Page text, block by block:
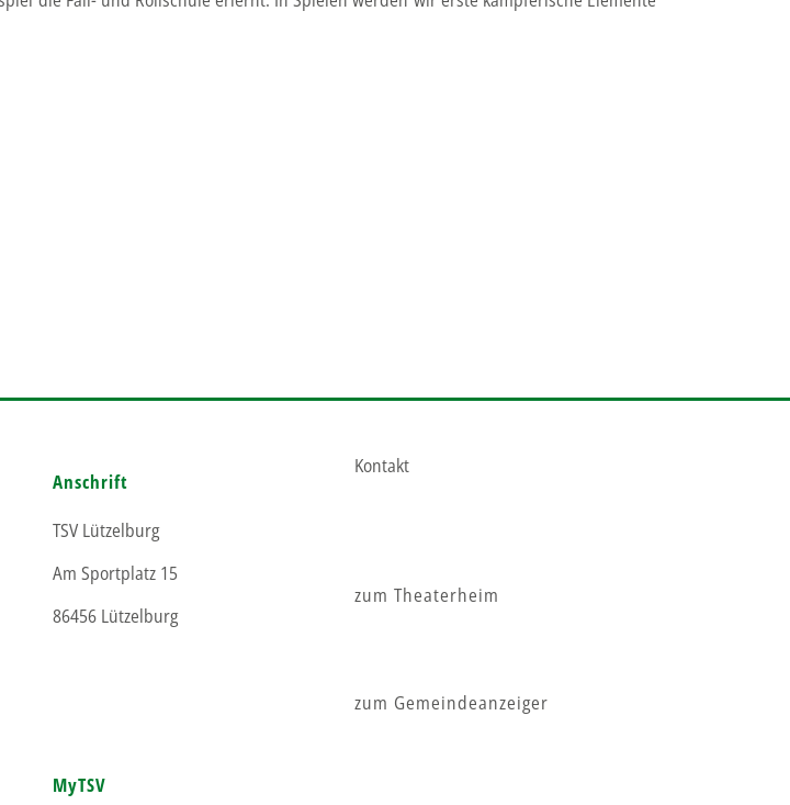
Anschrift
TSV Lützelburg
Am Sportplatz 15
86456 Lützelburg
MyTSV
Kontakt
zum Theaterheim
zum Gemeindeanzeiger